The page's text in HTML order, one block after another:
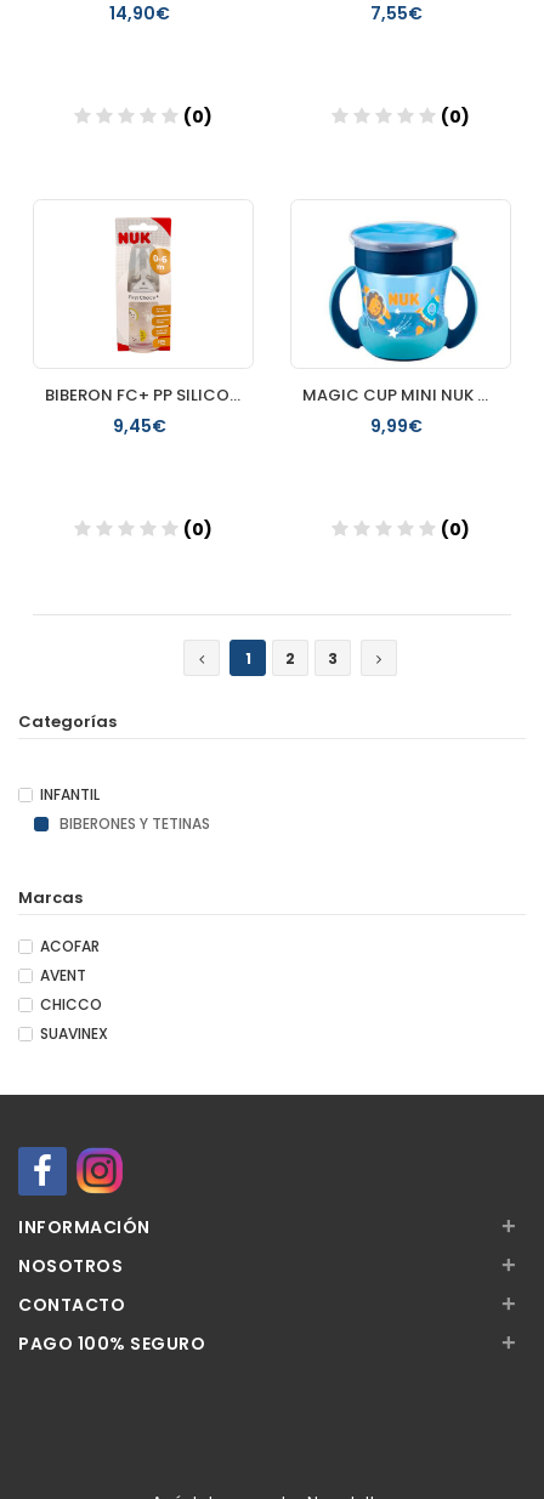
14,90€
(0)
Añadir
7,55€
(0)
BIBERON FC+ PP SILICONA NUK FIRST CHOICE+ 1 M 1 UNIDAD 150 M
9,45€
(0)
MAGIC CUP MINI NUK NIGHT +6M 160 ML 1 UNIDAD
9,99€
(0)
1
2 3
Categorías
INFANTIL
BIBERONES Y TETINAS
Marcas
ACOFAR
AVENT
CHICCO
SUAVINEX
INFORMACIÓN +
NOSOTROS +
CONTACTO +
PAGO 100% SEGURO +